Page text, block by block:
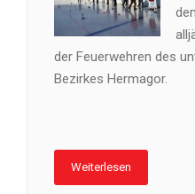
der Feuerwehren des
Bezirkes Hermagor.
Weiterlesen